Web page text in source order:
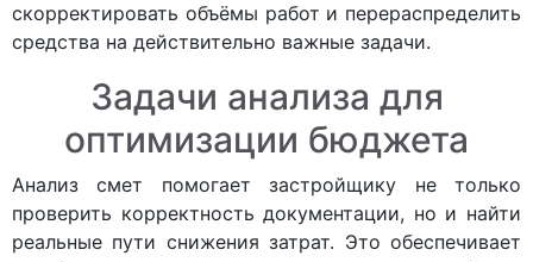
скорректировать объёмы работ и перераспределить
средства на действительно важные задачи.
Задачи анализа для
оптимизации бюджета
Анализ смет помогает застройщику не только
проверить корректность документации, но и найти
реальные пути снижения затрат. Это обеспечивает